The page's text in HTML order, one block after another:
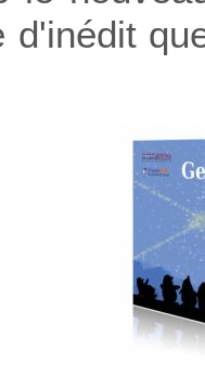
d'inédit